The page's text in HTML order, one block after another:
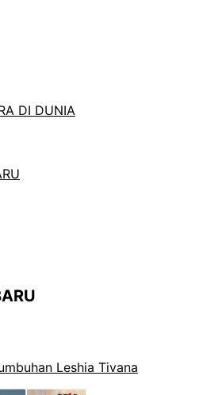
DI DUNIA
Leshia Tivana